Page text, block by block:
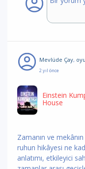
Mevlüde Çay,
2 yıl önce
Einstein
House
Zamanın ve
ruhun hikâyesi ne
anlatımı, etkileyici